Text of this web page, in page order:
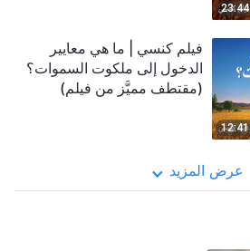
23:44
12:41
فيلم كنسي | ما هي معايير
الدخول إلى ملكوت السموات؟
(مقتطف مميَّز من فيلم)
عرض المزيد